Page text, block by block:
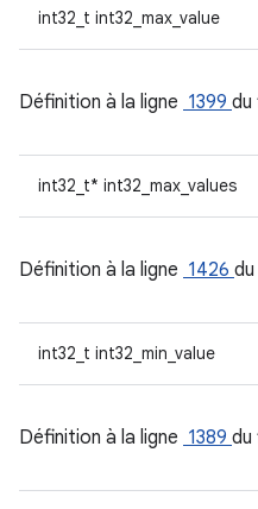
int32_t int32_max_value
Définition à la ligne 1399 du
int32_t* int32_max_values
Définition à la ligne 1426
int32_t int32_min_value
Définition à la ligne 1389 du